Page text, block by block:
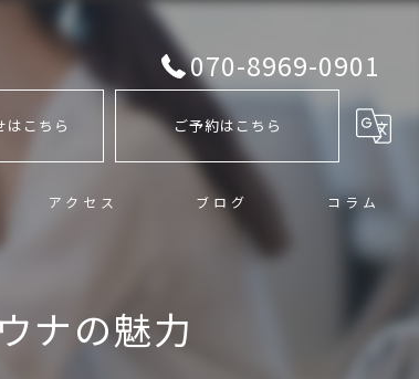
070-8969-0901
はこちら ご予約はこちら
アクセス ブログ コラム
ナの魅力